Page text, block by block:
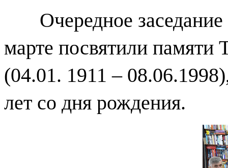
Очередное
марте посвятили памяти
(04.01. 1911 –
лет со дня рождения.